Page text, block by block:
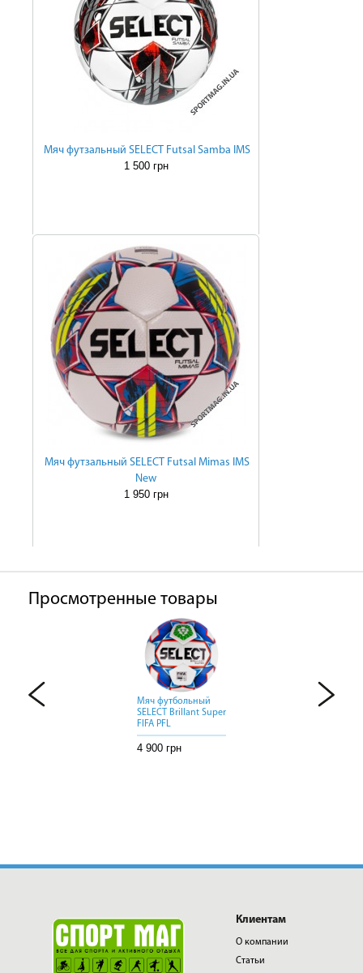
Мяч футзальный SELECT Futsal Samba IMS
1 500 грн
Мяч футзальный SELECT Futsal Mimas IMS
New
1 950 грн
Просмотренные товары
Мяч футбольный
Мяч футбольный
SELECT Brillant Super
FIFA PFL
4 900 грн
Мяч футбольный
Клиентам
О компании
Статьи